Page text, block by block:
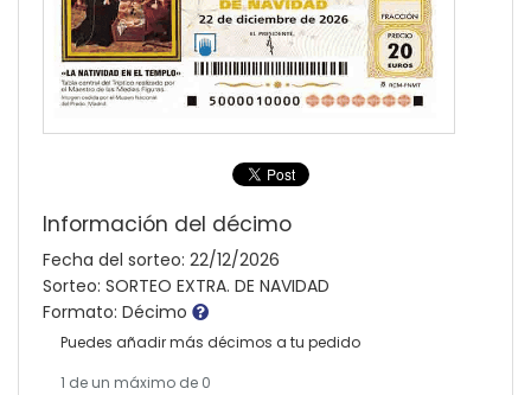
Información del décimo
Fecha del sorteo: 22/12/2026
Sorteo: SORTEO EXTRA. DE NAVIDAD
Formato: Décimo
Puedes añadir más décimos a tu pedido
1 de un máximo de 0